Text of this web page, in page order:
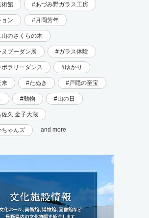
術館 あづみ野ガラス工房
ョン 月岡芳年
山のさくらの木
ヌブーダン展 ガラス体験
ポラリーダンス ゆかり
来 たぬき 戸隠の至宝
動物 山の日
久.金子大蔵
ちゃんズ and more